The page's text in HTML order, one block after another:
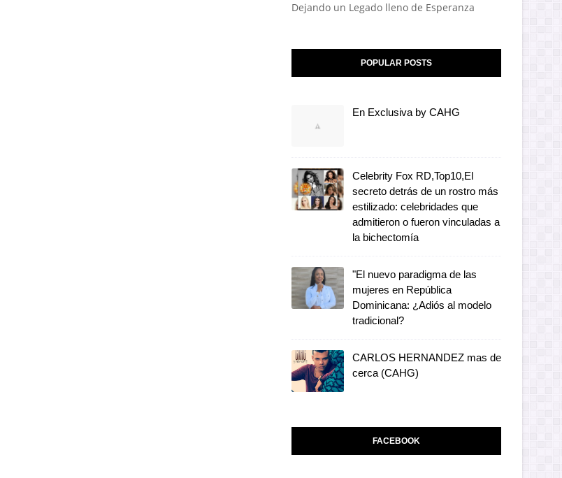
Dejando un Legado lleno de Esperanza
POPULAR POSTS
En Exclusiva by CAHG
Celebrity Fox RD,Top10,El
secreto detrás de un rostro más
estilizado: celebridades que
admitieron o fueron vinculadas a
la bichectomía
"El nuevo paradigma de las
mujeres en República
Dominicana: ¿Adiós al modelo
tradicional?
CARLOS HERNANDEZ mas de
cerca (CAHG)
FACEBOOK